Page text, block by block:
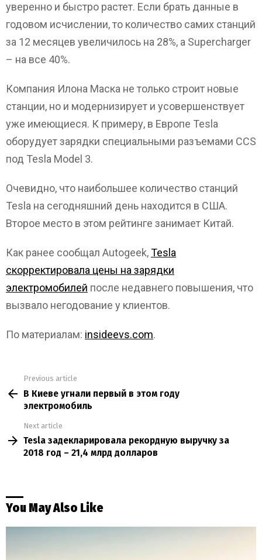
уверенно и быстро растет. Если брать данные в
годовом исчислении, то количество самих станций
за 12 месяцев увеличилось на 28%, а Supercharger
– на все 40%.
Компания Илона Маска не только строит новые
станции, но и модернизирует и усовершенствует
уже имеющиеся. К примеру, в Европе Tesla
оборудует зарядки специальными разъемами CCS
под Tesla Model 3.
Очевидно, что наибольшее количество станций
Tesla на сегодняшний день находится в США.
Второе место в этом рейтинге занимает Китай.
Как ранее сообщал Autogeek,Tesla
скорректировала цены на зарядки
электромобилей после недавнего повышения, что
вызвало негодование у клиентов.
По материалам: insideevs.com.
more
Previous article
В Киеве угнали первый в этом году
электромобиль
Next article
Tesla задекларировала рекордную выручку за
2018 год – 21,4 млрд долларов
You May Also Like